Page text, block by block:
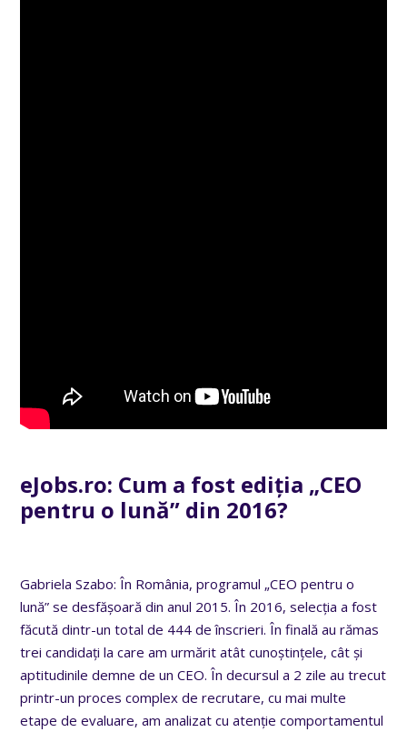
eJobs.ro: Cum a fost ediția „CEO
pentru o lună” din 2016?
Gabriela Szabo: În România, programul „CEO pentru o
lună” se desfășoară din anul 2015. În 2016, selecția a fost
făcută dintr-un total de 444 de înscrieri. În finală au rămas
trei candidați la care am urmărit atât cunoștințele, cât și
aptitudinile demne de un CEO. În decursul a 2 zile au trecut
printr-un proces complex de recrutare, cu mai multe
etape de evaluare, am analizat cu atenție comportamentul